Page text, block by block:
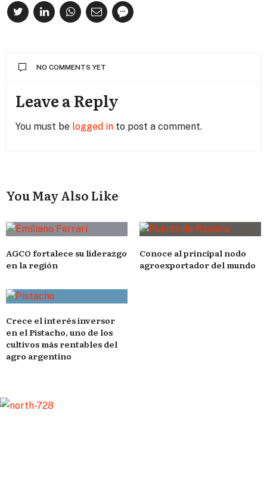
NO COMMENTS YET
Leave a Reply
You must be logged in to post a comment.
You May Also Like
AGCO fortalece su liderazgo
en la región
Conoce al principal nodo
agroexportador del mundo
Crece el interés inversor
en el Pistacho, uno de los
cultivos más rentables del
agro argentino